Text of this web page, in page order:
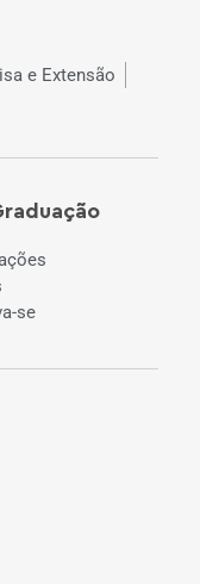
e Extensão
se